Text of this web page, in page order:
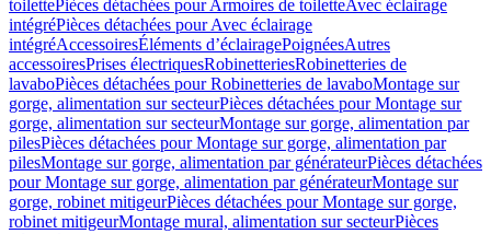
toilettePièces détachées pour Armoires de toiletteAvec éclairage
intégréPièces détachées pour Avec éclairage
intégréAccessoiresÉléments d’éclairagePoignéesAutres
accessoiresPrises électriquesRobinetteriesRobinetteries de
lavaboPièces détachées pour Robinetteries de lavaboMontage sur
gorge, alimentation sur secteurPièces détachées pour Montage sur
gorge, alimentation sur secteurMontage sur gorge, alimentation par
pilesPièces détachées pour Montage sur gorge, alimentation par
pilesMontage sur gorge, alimentation par générateurPièces détachées
pour Montage sur gorge, alimentation par générateurMontage sur
gorge, robinet mitigeurPièces détachées pour Montage sur gorge,
robinet mitigeurMontage mural, alimentation sur secteurPièces